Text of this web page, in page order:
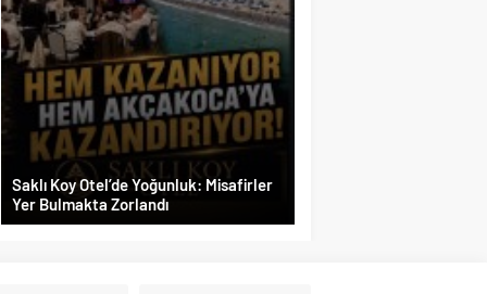
Saklı Koy Otel’de Yoğunluk: Misafirler
Yer Bulmakta Zorlandı